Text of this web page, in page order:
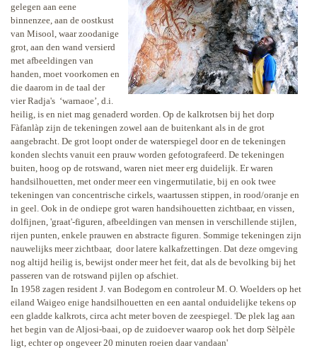
gelegen aan eene
binnenzee, aan de oostkust
van Misool, waar zoodanige
grot, aan den wand versierd
met afbeeldingen van
handen, moet voorkomen en
die daarom in de taal der
vier Radja's ‘warnaoe’, d.i.
heilig, is en niet mag genaderd worden. Op de kalkrotsen bij het dorp
Fàfanlàp zijn de tekeningen zowel aan de buitenkant als in de grot
aangebracht. De grot loopt onder de waterspiegel door en de tekeningen
konden slechts vanuit een prauw worden gefotografeerd. De tekeningen
buiten, hoog op de rotswand, waren niet meer erg duidelijk. Er waren
handsilhouetten, met onder meer een vingermutilatie, bij en ook twee
tekeningen van concentrische cirkels, waartussen stippen, in rood/oranje en
in geel. Ook in de ondiepe grot waren handsihouetten zichtbaar, en vissen,
dolfijnen, 'graat'-figuren, afbeeldingen van mensen in verschillende stijlen,
rijen punten, enkele prauwen en abstracte figuren. Sommige tekeningen zijn
nauwelijks meer zichtbaar, door latere kalkafzettingen. Dat deze omgeving
nog altijd heilig is, bewijst onder meer het feit, dat als de bevolking bij het
passeren van de rotswand pijlen op afschiet.
In 1958 zagen resident J. van Bodegom en controleur M. O. Woelders op het
eiland Waigeo enige handsilhouetten en een aantal onduidelijke tekens op
een gladde kalkrots, circa acht meter boven de zeespiegel. 'De plek lag aan
het begin van de Aljosi-baai, op de zuidoever waarop ook het dorp Sèlpèle
ligt, echter op ongeveer 20 minuten roeien daar vandaan'